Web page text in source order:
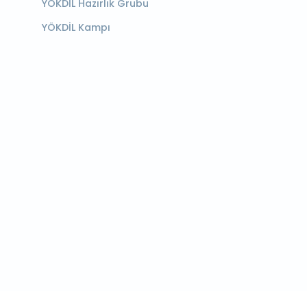
YÖKDİL Hazırlık Grubu
YÖKDİL Kampı